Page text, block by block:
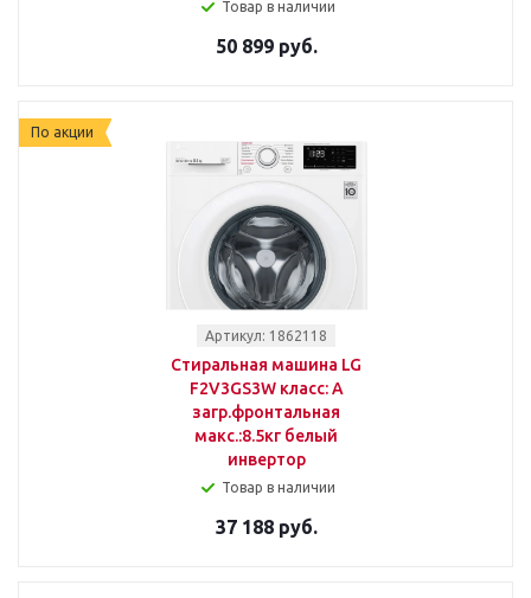
Товар в наличии
50 899 руб.
По акции
Артикул: 1862118
Стиральная машина LG
F2V3GS3W класс: A
загр.фронтальная
макс.:8.5кг белый
инвертор
Товар в наличии
37 188 руб.